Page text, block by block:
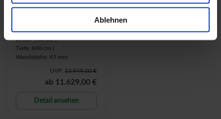
Ablehnen
Breite: 500 cm |
Tiefe: 690 cm |
Wandstärke: 45 mm
UVP: 13.949,00 €
ab 11.629,00 €
Detail ansehen